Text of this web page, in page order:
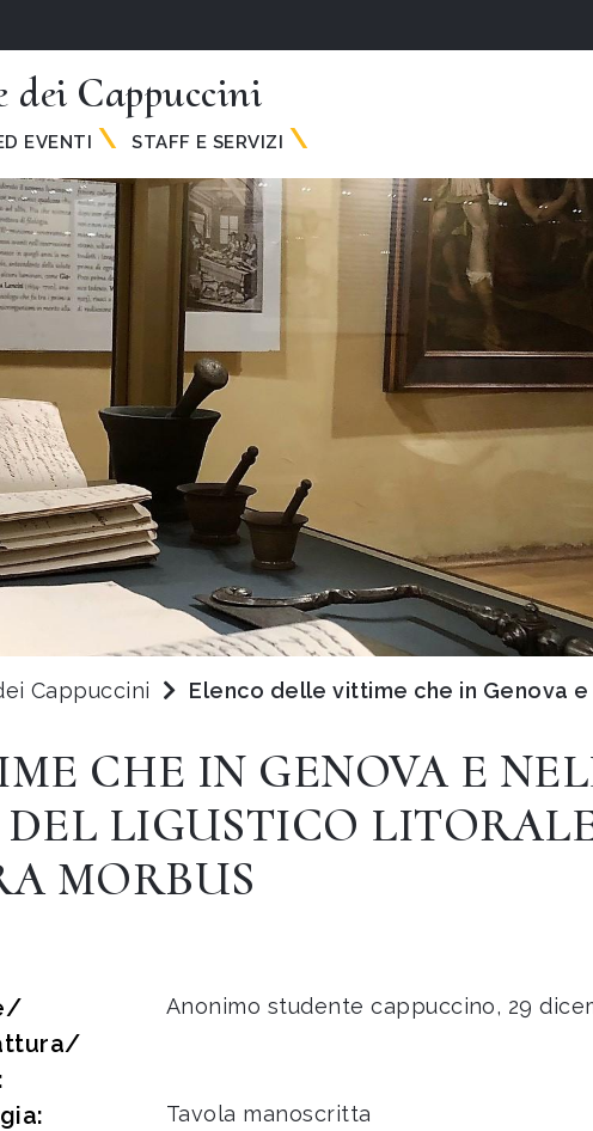
Cappuccini
EVENTI STAFF E SERVIZI
Cappuccini
Elenco delle vittime che in Genova
CHE IN GENOVA E
LIGUSTICO
MORBUS
Anonimo studente cappuccino, 29
Tavola manoscritta